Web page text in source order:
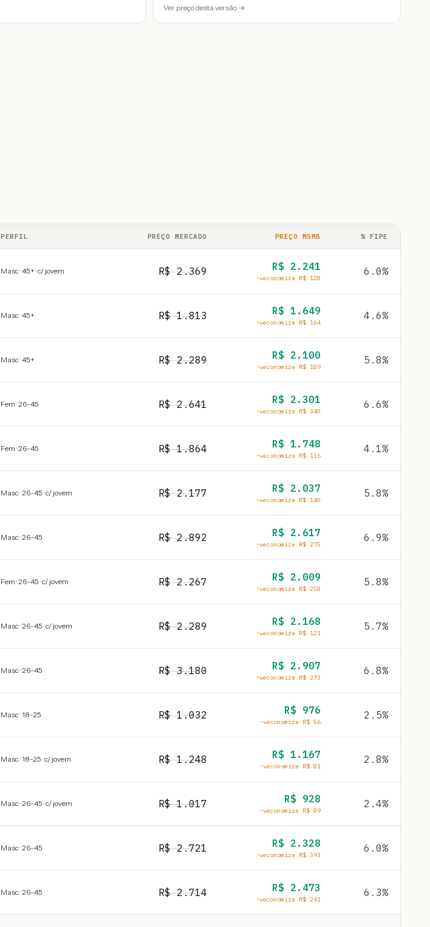
Ver preço desta versão →
PERFIL PREÇO MERCADO PREÇO MSMB % FIPE
Masc · 45+ · c/ jovem R$2.369 R$ 2.241
economize R$ 128
6.0%
Masc · 45+ R$1.813 R$ 1.649
economize R$ 164
4.6%
Masc · 45+ R$2.289 R$ 2.100
economize R$ 189
5.8%
Fem · 26-45 R$2.641 R$ 2.301
economize R$ 340
6.6%
Fem · 26-45 R$1.864 R$ 1.748
economize R$ 116
4.1%
Masc · 26-45 · c/ jovem R$2.177 R$ 2.037
economize R$ 140
5.8%
Masc · 26-45 R$2.892 R$ 2.617
economize R$ 275
6.9%
Fem · 26-45 · c/ jovem R$2.267 R$ 2.009
economize R$ 258
5.8%
Masc · 26-45 · c/ jovem R$2.289 R$ 2.168
economize R$ 121
5.7%
Masc · 26-45 R$3.180 R$ 2.907
economize R$ 273
6.8%
Masc · 18-25 R$1.032 R$ 976
economize R$ 56
2.5%
Masc · 18-25 · c/ jovem R$1.248 R$ 1.167
economize R$ 81
2.8%
Masc · 26-45 · c/ jovem R$1.017 R$ 928
economize R$ 89
2.4%
Masc · 26-45 R$2.721 R$ 2.328
economize R$ 393
6.0%
Masc · 26-45 R$2.714 R$ 2.473
economize R$ 241
6.3%